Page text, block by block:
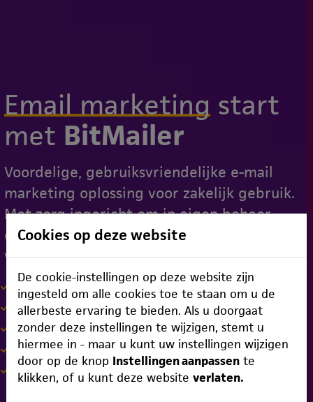
Email marketing start
met BitMailer
Voordelige, gebruiksvriendelijke e-mail
marketing oplossing voor zakelijk gebruik.
Met zorg ingericht om in eigen beheer
digitale nieuwsbrieven te maken, te
versturen én te analyseren.
Contacten beheren
E-mail adressen importeren
Digitale nieuwsbrief berichten opstellen
Digitale nieuwsbrieven verzenden
Statistieken na verzending analyseren
Cookies op deze website
De cookie-instellingen op deze website zijn
ingesteld om alle cookies toe te staan om u de
allerbeste ervaring te bieden. Als u doorgaat
zonder deze instellingen te wijzigen, stemt u
hiermee in - maar u kunt uw instellingen wijzigen
door op de knop Instellingen aanpassen te
klikken, of u kunt deze website verlaten.